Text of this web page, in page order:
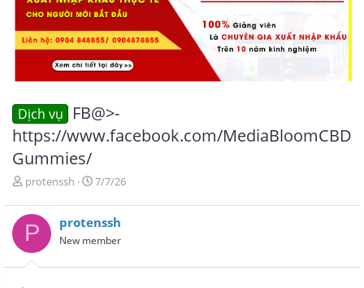
Dịch vụ
FB@>-
https://www.facebook.com/MediaBloomCBD
Gummies/
T
r
e
a
d
s
protenssh
N
à
y
g
i
7/7/26
P protenssh
New member